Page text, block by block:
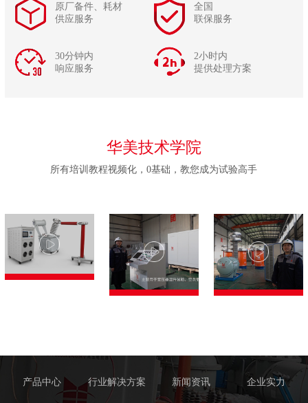
原厂备件、耗材
供应服务
全国
联保服务
30分钟内
响应服务
2小时内
提供处理方案
华美技术学院
所有培训教程视频化，0基础，教您成为试验高手
产品中心 行业解决方案 新闻资讯 企业实力